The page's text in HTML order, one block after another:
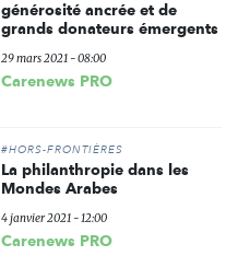
générosité ancrée et de
grands donateurs émergents
29 mars 2021 - 08:00
Carenews PRO
#HORS-FRONTIÈRES
La philanthropie dans les
Mondes Arabes
4 janvier 2021 - 12:00
Carenews PRO